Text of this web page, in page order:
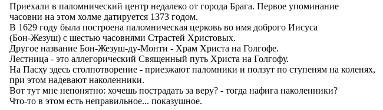
Приехали в паломнический центр недалеко от города Брага. Первое упоминание
часовни на этом холме датируется 1373 годом.
В 1629 году была построена паломническая церковь во имя доброго Иисуса
(Бон-Жезуш) с шестью часовнями Страстей Христовых.
Другое название Бон-Жезуш-ду-Монти - Храм Христа на Голгофе.
Лестница - это аллегорический Священный путь Христа на Голгофу.
На Пасху здесь столпотворение - приезжают паломники и ползут по ступеням на коленях,
при этом надевают наколенники.
Вот тут мне непонятно: хочешь пострадать за веру? - тогда нафига наколенники?
Что-то в этом есть неправильное... показушное.